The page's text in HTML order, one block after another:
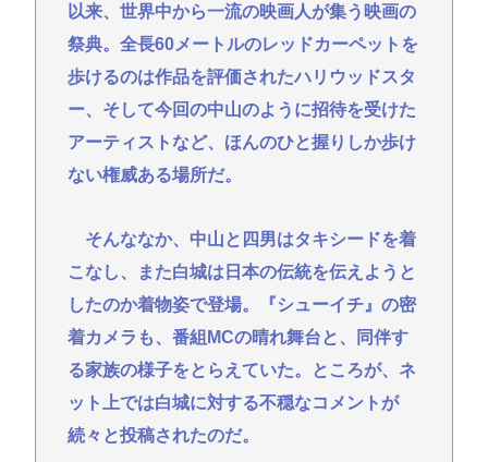
Powered by livedoor 相互RSS
以来、世界中から一流の映画人が集う映画の
祭典。全長60メートルのレッドカーペットを
歩けるのは作品を評価されたハリウッドスタ
ー、そして今回の中山のように招待を受けた
アーティストなど、ほんのひと握りしか歩け
ない権威ある場所だ。
そんななか、中山と四男はタキシードを着
こなし、また白城は日本の伝統を伝えようと
したのか着物姿で登場。『シューイチ』の密
着カメラも、番組MCの晴れ舞台と、同伴す
る家族の様子をとらえていた。ところが、ネ
ット上では白城に対する不穏なコメントが
続々と投稿されたのだ。